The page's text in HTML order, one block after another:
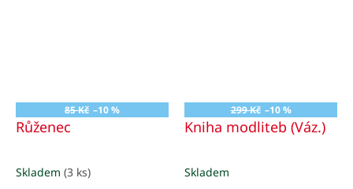
85 Kč –10 %
Růženec
Průměrné
Skladem (3 ks)
299 Kč –10 %
Kniha modliteb (Váz.)
Průměrné
Skladem